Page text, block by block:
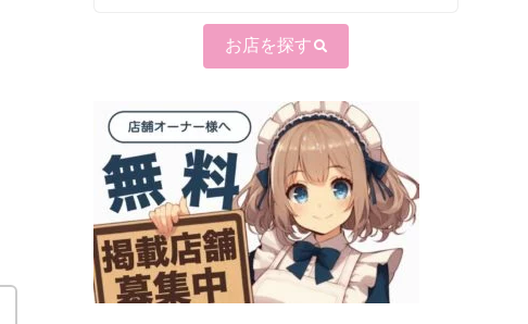
お店を探す